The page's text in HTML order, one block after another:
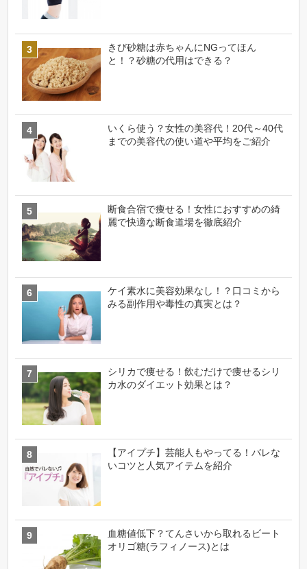
きび砂糖は赤ちゃんにNGってほん
と！？砂糖の代用はできる？
いくら使う？女性の美容代！20代～40代
までの美容代の使い道や平均をご紹介
断食合宿で痩せる！女性におすすめの綺
麗で快適な断食道場を徹底紹介
ケイ素水に美容効果なし！？口コミから
みる副作用や毒性の真実とは？
シリカで痩せる！飲むだけで痩せるシリ
カ水のダイエット効果とは？
【アイプチ】芸能人もやってる！バレな
いコツと人気アイテムを紹介
血糖値低下？てんさいから取れるビート
オリゴ糖(ラフィノース)とは